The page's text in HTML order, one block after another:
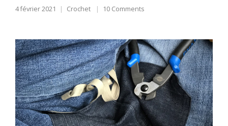
4 février 2021 Crochet 10 Comments